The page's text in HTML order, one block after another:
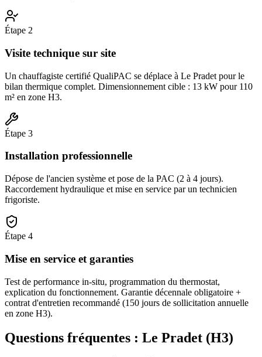
Étape 2
Visite technique sur site
Un chauffagiste certifié QualiPAC se déplace à Le Pradet pour le
bilan thermique complet. Dimensionnement cible : 13 kW pour 110
m² en zone H3.
Étape 3
Installation professionnelle
Dépose de l'ancien système et pose de la PAC (2 à 4 jours).
Raccordement hydraulique et mise en service par un technicien
frigoriste.
Étape 4
Mise en service et garanties
Test de performance in-situ, programmation du thermostat,
explication du fonctionnement. Garantie décennale obligatoire +
contrat d'entretien recommandé (150 jours de sollicitation annuelle
en zone H3).
Questions fréquentes : Le Pradet (H3)